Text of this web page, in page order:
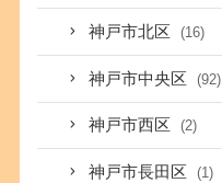
神戸市北区 (16)
神戸市中央区 (92)
神戸市西区 (2)
神戸市長田区 (1)